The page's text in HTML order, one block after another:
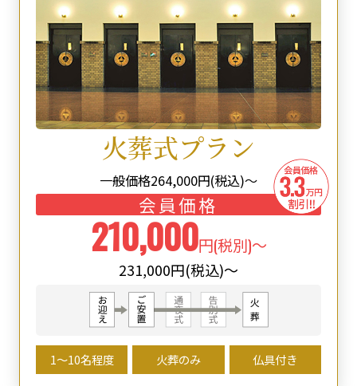
火葬式プラン
一般価格264,000円(税込)～
会員価格
210,000円(税別)～
231,000円(税込)～
1〜10名程度 火葬のみ 仏具付き